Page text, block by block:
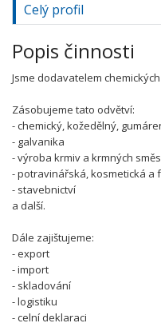
Celý profil
Popis činnosti
Jsme dodavatelem
Zásobujeme tato odvětví:
- chemický, kožedělný,
- galvanika
- výroba krmiv a krmných
- potravinářská, kosmetická a
- stavebnictví
a další.
Dále zajištujeme:
- export
- import
- skladování
- logistiku
- celní deklaraci